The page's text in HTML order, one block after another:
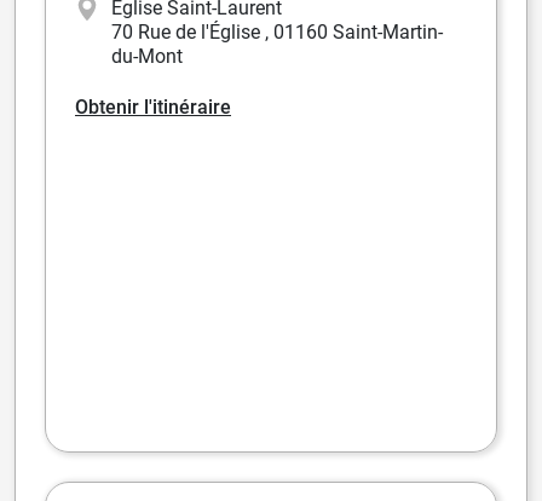
Église Saint-Laurent
70 Rue de l'Église , 01160 Saint-Martin-
du-Mont
Obtenir l'itinéraire